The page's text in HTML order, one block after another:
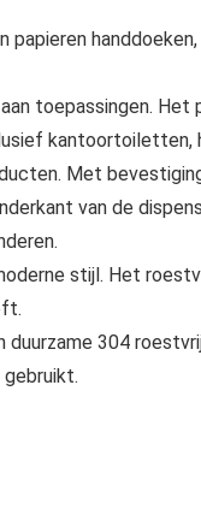
papieren
toepassingen.
kantoortoiletten,
Met
van de
stijl. Het
duurzame 304
gebruikt.